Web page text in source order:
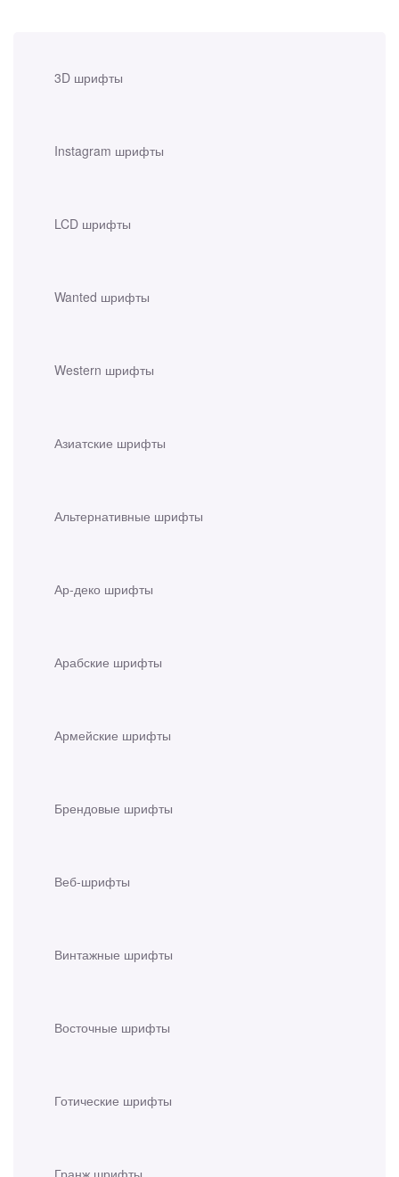
3D шрифты
Instagram шрифты
LCD шрифты
Wanted шрифты
Western шрифты
Азиатские шрифты
Альтернативные шрифты
Ар-деко шрифты
Арабские шрифты
Армейские шрифты
Брендовые шрифты
Веб-шрифты
Винтажные шрифты
Восточные шрифты
Готические шрифты
Гранж шрифты